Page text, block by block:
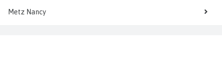
Metz Nancy